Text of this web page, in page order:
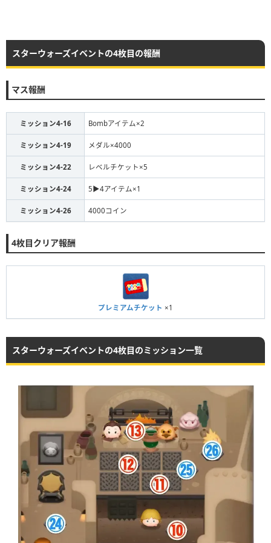
スターウォーズイベントの4枚目の報酬
マス報酬
ミッション4-16 Bombアイテム×2
ミッション4-19 メダル×4000
ミッション4-22 レベルチケット×5
ミッション4-24 5▶︎4アイテム×1
ミッション4-26 4000コイン
4枚目クリア報酬
プレミアムチケット ×1
スターウォーズイベントの4枚目のミッション一覧